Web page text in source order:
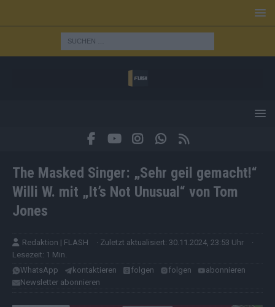
The Masked Singer: „Sehr geil gemacht!“
Willi W. mit „It’s Not Unusual“ von Tom
Jones
Redaktion | FLASH · Zuletzt aktualisiert: 30.11.2024, 23:53 Uhr
·
Lesezeit: 1 Min.
WhatsApp
kontaktieren folgen folgen
abonnieren
Newsletter abonnieren